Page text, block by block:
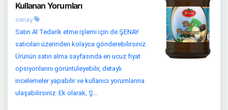
Kullanan Yorumları
senay
Satın Al Tedarik etme işlemi için de ŞENAY
satıcıları üzerinden kolayca gönderebilirsiniz.
Ürünün satın alma sayfasında en ucuz fiyat
opsiyonlarını görüntüleyebilir, detaylı
incelemeler yapabilir ve kullanıcı yorumlarına
ulaşabilirsiniz. Ek olarak, Ş...